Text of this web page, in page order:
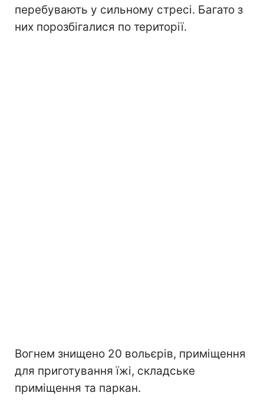
перебувають у сильному стресі. Багато з
них порозбігалися по території.
Вогнем знищено 20 вольєрів, приміщення
для приготування їжі, складське
приміщення та паркан.